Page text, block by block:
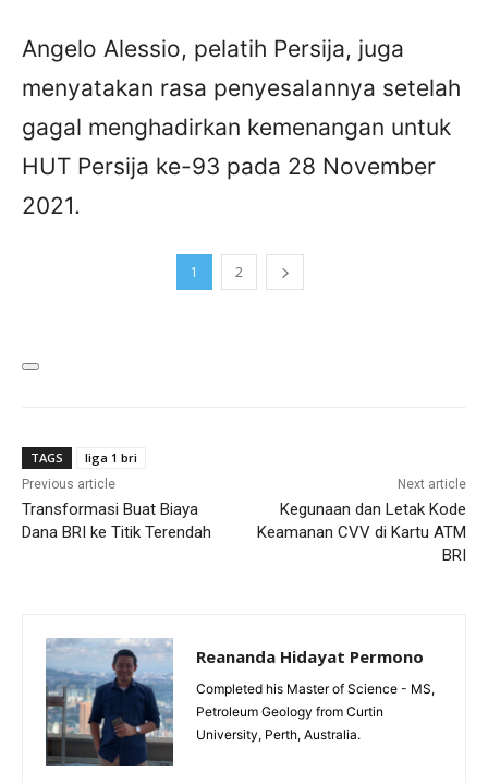
Angelo Alessio, pelatih Persija, juga
menyatakan rasa penyesalannya setelah
gagal menghadirkan kemenangan untuk
HUT Persija ke-93 pada 28 November
2021.
1 2
TAGS liga 1 bri
Previous article
Transformasi Buat Biaya
Dana BRI ke Titik Terendah
Next article
Kegunaan dan Letak Kode
Keamanan CVV di Kartu ATM
BRI
Reananda Hidayat Permono
Completed his Master of Science - MS,
Petroleum Geology from Curtin
University, Perth, Australia.